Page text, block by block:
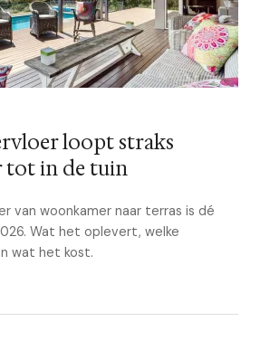
loopt straks
tot in de tuin
van woonkamer naar terras is dé
Wat het oplevert, welke
wat het kost.